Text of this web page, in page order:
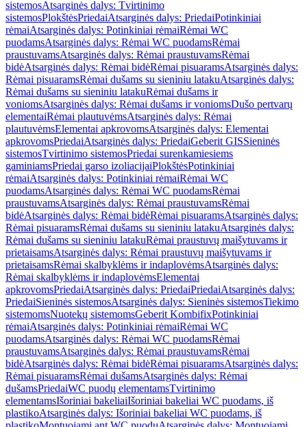
sistemosAtsarginės dalys: Tvirtinimo
sistemosPlokštėsPriedaiAtsarginės dalys: PriedaiPotinkiniai
rėmaiAtsarginės dalys: Potinkiniai rėmaiRėmai WC
puodamsAtsarginės dalys: Rėmai WC puodamsRėmai
praustuvamsAtsarginės dalys: Rėmai praustuvamsRėmai
bidėAtsarginės dalys: Rėmai bidėRėmai pisuaramsAtsarginės dalys:
Rėmai pisuaramsRėmai dušams su sieniniu latakuAtsarginės dalys:
Rėmai dušams su sieniniu latakuRėmai dušams ir
voniomsAtsarginės dalys: Rėmai dušams ir voniomsDušo pertvarų
elementaiRėmai plautuvėmsAtsarginės dalys: Rėmai
plautuvėmsElementai apkrovomsAtsarginės dalys: Elementai
apkrovomsPriedaiAtsarginės dalys: PriedaiGeberit GISSieninės
sistemosTvirtinimo sistemosPriedai surenkamiesiems
gaminiamsPriedai garso izoliacijaiPlokštėsPotinkiniai
rėmaiAtsarginės dalys: Potinkiniai rėmaiRėmai WC
puodamsAtsarginės dalys: Rėmai WC puodamsRėmai
praustuvamsAtsarginės dalys: Rėmai praustuvamsRėmai
bidėAtsarginės dalys: Rėmai bidėRėmai pisuaramsAtsarginės dalys:
Rėmai pisuaramsRėmai dušams su sieniniu latakuAtsarginės dalys:
Rėmai dušams su sieniniu latakuRėmai praustuvų maišytuvams ir
prietaisamsAtsarginės dalys: Rėmai praustuvų maišytuvams ir
prietaisamsRėmai skalbyklėms ir indaplovėmsAtsarginės dalys:
Rėmai skalbyklėms ir indaplovėmsElementai
apkrovomsPriedaiAtsarginės dalys: PriedaiPriedaiAtsarginės dalys:
PriedaiSieninės sistemosAtsarginės dalys: Sieninės sistemosTiekimo
sistemomsNuotekų sistemomsGeberit KombifixPotinkiniai
rėmaiAtsarginės dalys: Potinkiniai rėmaiRėmai WC
puodamsAtsarginės dalys: Rėmai WC puodamsRėmai
praustuvamsAtsarginės dalys: Rėmai praustuvamsRėmai
bidėAtsarginės dalys: Rėmai bidėRėmai pisuaramsAtsarginės dalys:
Rėmai pisuaramsRėmai dušamsAtsarginės dalys: Rėmai
dušamsPriedaiWC puodų elementamsTvirtinimo
elementamsIšoriniai bakeliaiIšoriniai bakeliai WC puodams, iš
plastikoAtsarginės dalys: Išoriniai bakeliai WC puodams, iš